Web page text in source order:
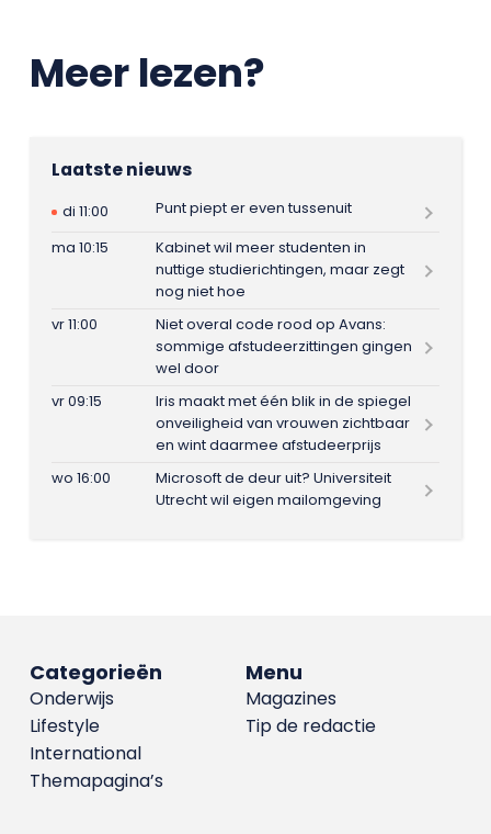
Meer lezen?
Laatste nieuws
di 11:00
Punt piept er even tussenuit
ma 10:15
Kabinet wil meer studenten in
nuttige studierichtingen, maar zegt
nog niet hoe
vr 11:00
Niet overal code rood op Avans:
sommige afstudeerzittingen gingen
wel door
vr 09:15
Iris maakt met één blik in de spiegel
onveiligheid van vrouwen zichtbaar
en wint daarmee afstudeerprijs
wo 16:00
Microsoft de deur uit? Universiteit
Utrecht wil eigen mailomgeving
Menu
Magazines
Tip de redactie
Categorieën
Onderwijs
Lifestyle
International
Themapagina’s